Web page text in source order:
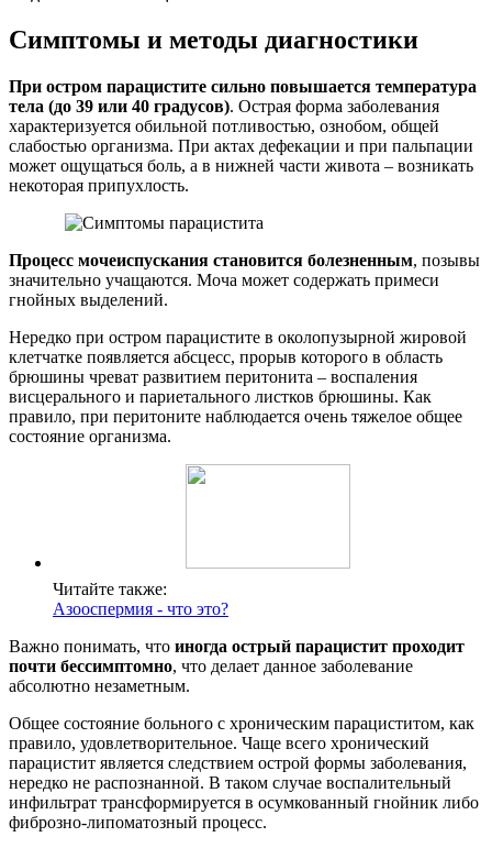
Симптомы и методы диагностики
При остром парацистите сильно повышается температура
тела (до 39 или 40 градусов). Острая форма заболевания
характеризуется обильной потливостью, ознобом, общей
слабостью организма. При актах дефекации и при пальпации
может ощущаться боль, а в нижней части живота – возникать
некоторая припухлость.
Процесс мочеиспускания становится болезненным, позывы
значительно учащаются. Моча может содержать примеси
гнойных выделений.
Нередко при остром парацистите в околопузырной жировой
клетчатке появляется абсцесс, прорыв которого в область
брюшины чреват развитием перитонита – воспаления
висцерального и париетального листков брюшины. Как
правило, при перитоните наблюдается очень тяжелое общее
состояние организма.
Читайте также:
Азооспермия - что это?
Важно понимать, что иногда острый парацистит проходит
почти бессимптомно, что делает данное заболевание
абсолютно незаметным.
Общее состояние больного с хроническим парациститом, как
правило, удовлетворительное. Чаще всего хронический
парацистит является следствием острой формы заболевания,
нередко не распознанной. В таком случае воспалительный
инфильтрат трансформируется в осумкованный гнойник либо
фиброзно-липоматозный процесс.